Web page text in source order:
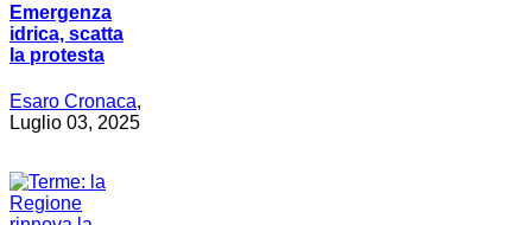
Emergenza
idrica, scatta
la protesta
Esaro Cronaca,
Luglio 03, 2025